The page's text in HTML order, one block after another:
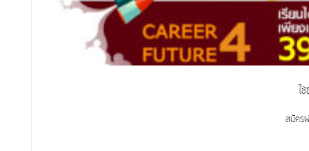
ใ
สมัคร